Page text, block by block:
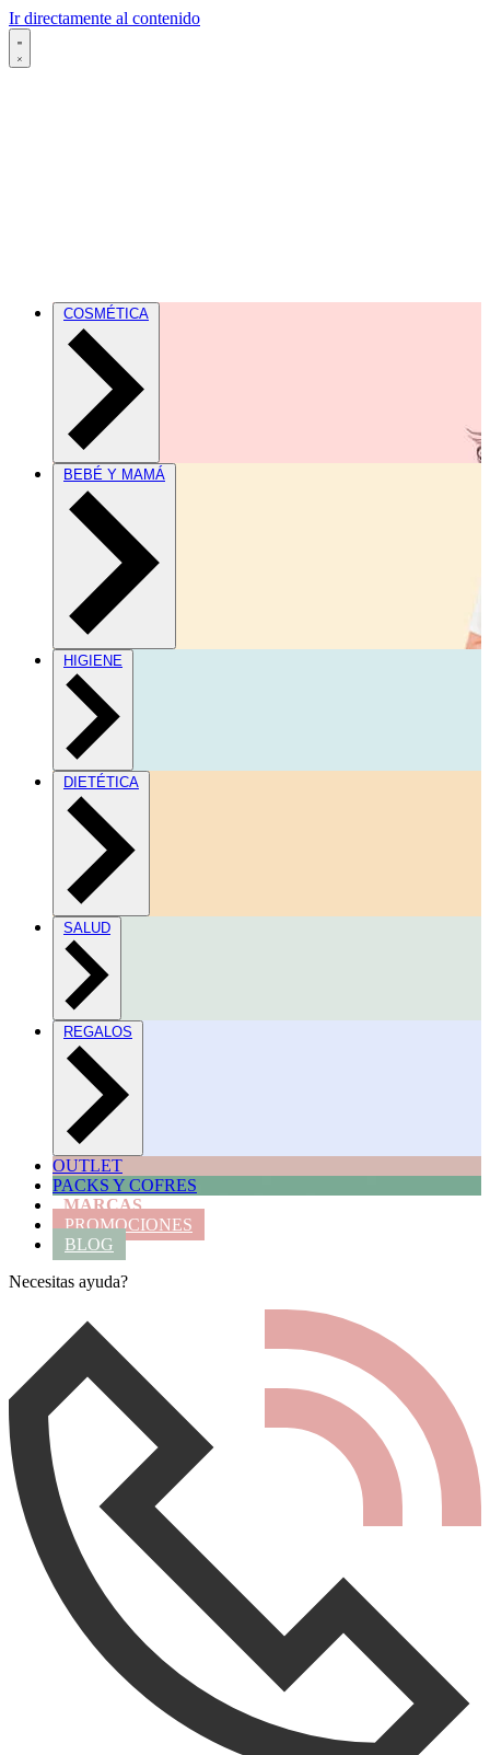
Ir directamente al contenido
COSMÉTICA
BEBÉ Y MAMÁ
HIGIENE
DIETÉTICA
SALUD
REGALOS
OUTLET
PACKS Y COFRES
MARCAS
PROMOCIONES
BLOG
Necesitas ayuda?